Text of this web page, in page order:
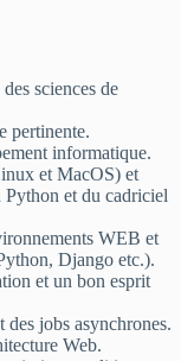
sciences de
pertinente.
informatique.
et MacOS) et
et du cadriciel
WEB et
Django etc.).
et un bon esprit
jobs asynchrones.
Web.